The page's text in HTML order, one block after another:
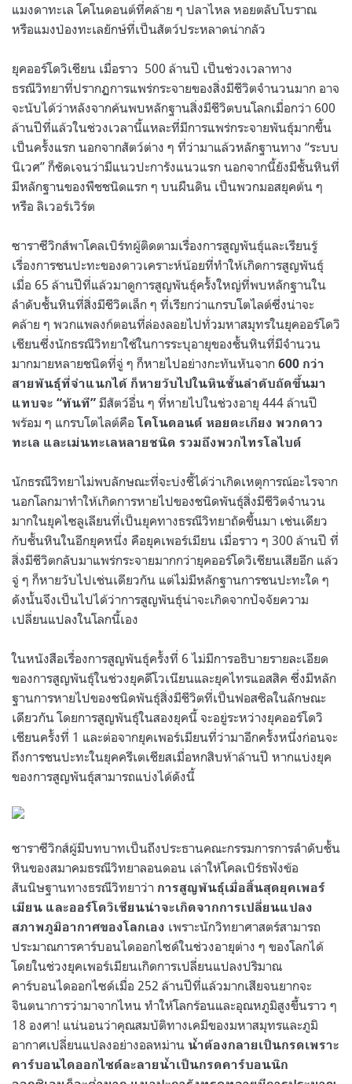
แมงดาทะเล โคโนดอนต์ที่คล้าย ๆ ปลาไหล หอยตลับโบราณ
หรือแมงป่องทะเลยักษ์ที่เป็นสัตว์ประหลาดน่ากลัว
ยุคออร์โดวิเชียน เมื่อราว 500 ล้านปี เป็นช่วงเวลาทาง
ธรณีวิทยาที่ปรากฏการแพร่กระจายของสิ่งมีชีวิตจำนวนมาก อาจ
จะนับได้ว่าหลังจากค้นพบหลักฐานสิ่งมีชีวิตบนโลกเมื่อกว่า 600
ล้านปีที่แล้วในช่วงเวลานี้แหละที่มีการแพร่กระจายพันธุ์มากขึ้น
เป็นครั้งแรก นอกจากสัตว์ต่าง ๆ ที่ว่ามาแล้วหลักฐานทาง “ระบบ
นิเวศ” ก็ชัดเจนว่ามีแนวปะการังแนวแรก นอกจากนี้ยังมีชั้นหินที่
มีหลักฐานของพืชชนิดแรก ๆ บนผืนดิน เป็นพวกมอสยุคต้น ๆ
หรือ ลิเวอร์เวิร์ต
ซาราซีวิกส์พาโคลเบิร์ทผู้ติดตามเรื่องการสูญพันธุ์และเรียนรู้
เรื่องการชนปะทะของดาวเคราะห์น้อยที่ทำให้เกิดการสูญพันธุ์
เมื่อ 65 ล้านปีที่แล้วมาดูการสูญพันธุ์ครั้งใหญ่ที่พบหลักฐานใน
ลำดับชั้นหินที่สิ่งมีชีวิตเล็ก ๆ ที่เรียกว่าแกรบโตไลต์ซึ่งน่าจะ
คล้าย ๆ พวกแพลงก์ตอนที่ล่องลอยไปทั่วมหาสมุทรในยุคออร์โดวิ
เชียนซึ่งนักธรณีวิทยาใช้ในการระบุอายุของชั้นหินที่มีจำนวน
มากมายหลายชนิดที่จู่ ๆ ก็หายไปอย่างกะทันหันจาก 600 กว่า
สายพันธุ์ที่จำแนกได้ ก็หายวับไปในหินชั้นลำดับถัดขึ้นมา
แทบจะ “ทันที” มีสัตว์อื่น ๆ ที่หายไปในช่วงอายุ 444 ล้านปี
พร้อม ๆ แกรบโตไลต์คือโคโนดอนต์ หอยตะเกียง พวกดาว
ทะเล และเม่นทะเลหลายชนิด รวมถึงพวกไทรโลไบต์
นักธรณีวิทยาไม่พบลักษณะที่จะบ่งชี้ได้ว่าเกิดเหตุการณ์อะไรจาก
นอกโลกมาทำให้เกิดการหายไปของชนิดพันธุ์สิ่งมีชีวิตจำนวน
มากในยุคไซลูเลียนที่เป็นยุคทางธรณีวิทยาถัดขึ้นมา เช่นเดียว
กับชั้นหินในอีกยุคหนึ่ง คือยุคเพอร์เมียน เมื่อราว ๆ 300 ล้านปี ที่
สิ่งมีชีวิตกลับมาแพร่กระจายมากกว่ายุคออร์โดวิเชียนเสียอีก แล้ว
จู่ ๆ ก็หายวับไปเช่นเดียวกัน แต่ไม่มีหลักฐานการชนปะทะใด ๆ
ดังนั้นจึงเป็นไปได้ว่าการสูญพันธุ์น่าจะเกิดจากปัจจัยความ
เปลี่ยนแปลงในโลกนี้เอง
ในหนังสือเรื่องการสูญพันธุ์ครั้งที่ 6ไม่มีการอธิบายรายละเอียด
ของการสูญพันธุ์ในช่วงยุคดีโวเนียนและยุคไทรแอสสิค ซึ่งมีหลัก
ฐานการหายไปของชนิดพันธุ์สิ่งมีชีวิตที่เป็นฟอสซิลในลักษณะ
เดียวกัน โดยการสูญพันธุ์ในสองยุคนี้ จะอยู่ระหว่างยุคออร์โดวิ
เชียนครั้งที่ 1 และต่อจากยุคเพอร์เมียนที่ว่ามาอีกครั้งหนึ่งก่อนจะ
ถึงการชนปะทะในยุคครีเตเชียสเมื่อหกสิบห้าล้านปี หากแบ่งยุค
ของการสูญพันธ์ุสามารถแบ่งได้ดังนี้
ซาราซีวิกส์ผู้มีบทบาทเป็นถึงประธานคณะกรรมการการลำดับชั้น
หินของสมาคมธรณีวิทยาลอนดอน เล่าให้โคลเบิร์ธฟังข้อ
สันนิษฐานทางธรณีวิทยาว่า การสูญพันธุ์เมื่อสิ้นสุดยุคเพอร์
เมียน และออร์โดวิเชียนน่าจะเกิดจากการเปลี่ยนแปลง
สภาพภูมิอากาศของโลกเอง เพราะนักวิทยาศาสตร์สามารถ
ประมาณการคาร์บอนไดออกไซด์ในช่วงอายุต่าง ๆ ของโลกได้
โดยในช่วงยุคเพอร์เมียนเกิดการเปลี่ยนแปลงปริมาณ
คาร์บอนไดออกไซด์เมื่อ 252 ล้านปีที่แล้วมากเสียจนยากจะ
จินตนาการว่ามาจากไหน ทำให้โลกร้อนและอุณหภูมิสูงขึ้นราว ๆ
18 องศา! แน่นอนว่าคุณสมบัติทางเคมีของมหาสมุทรและภูมิ
อากาศเปลี่ยนแปลงอย่างอลหม่าน น้ำต้องกลายเป็นกรดเพราะ
คาร์บอนไดออกไซด์ละลายน้ำเป็นกรดคาร์บอนนิก